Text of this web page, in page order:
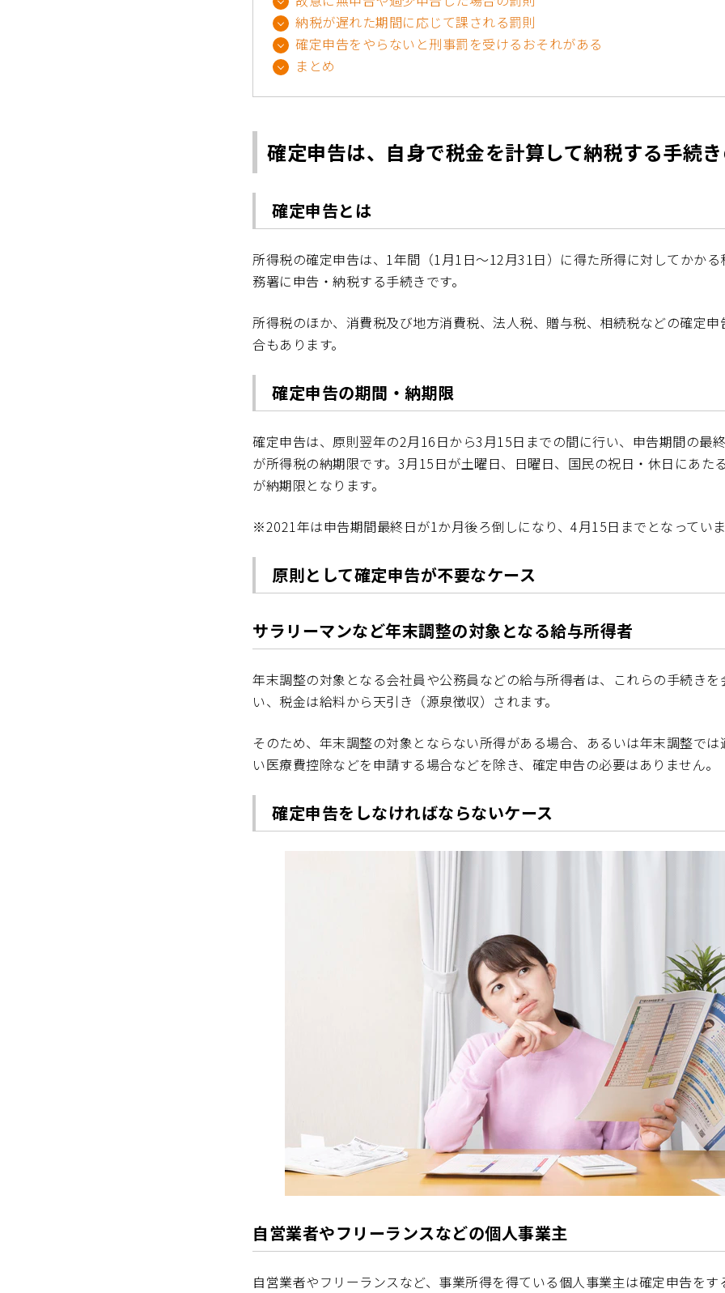
納税が遅れた期間に応じて課される罰則
確定申告をやらないと刑事罰を受けるおそれがある
まとめ
確定申告は、自身で税金を計算して納税する手続
確定申告とは
所得税の確定申告は、1年間（1月1日〜12月31日）に得た所得に対してかか
務署に申告・納税する手続きです。
所得税のほか、消費税及び地方消費税、法人税、贈与税、相続税などの確定
合もあります。
確定申告の期間・納期限
確定申告は、原則翌年の2月16日から3月15日までの間に行い、申告期間の最
が所得税の納期限です。3月15日が土曜日、日曜日、国民の祝日・休日にあた
が納期限となります。
※2021年は申告期間最終日が1か月後ろ倒しになり、4月15日までとなってい
原則として確定申告が不要なケース
サラリーマンなど年末調整の対象となる給与所得者
年末調整の対象となる会社員や公務員などの給与所得者は、これらの手続き
い、税金は給料から天引き（源泉徴収）されます。
そのため、年末調整の対象とならない所得がある場合、あるいは年末調整で
い医療費控除などを申請する場合などを除き、確定申告の必要はありません。
確定申告をしなければならないケース
自営業者やフリーランスなどの個人事業主
自営業者やフリーランスなど、事業所得を得ている個人事業主は確定申告をす